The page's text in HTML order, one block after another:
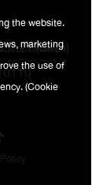
)
ท21 (อโศก)
the website.
marketing
the use of
(Cookie